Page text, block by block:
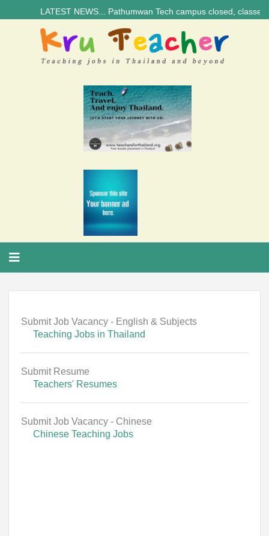
LATEST NEWS... Pathumwan Tech campus closed, classes
Submit Job Vacancy - English & Subjects
Teaching Jobs in Thailand
Submit Resume
Teachers' Resumes
Submit Job Vacancy - Chinese
Chinese Teaching Jobs